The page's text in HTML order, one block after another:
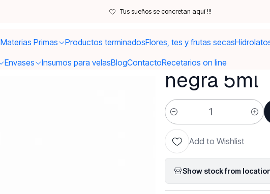
Materias Primas Productos terminadosFlores, tes y frutas secas
Envases Insumos para velasBlogContactoRecetarios on line
Tus sueños se concretan aquí !!!
Envases solo vidrio Roll on ámbar vidrio grueso tapa
|
Roll on
negra 5ml
Quantity
Add to Wishlist
Show stock from